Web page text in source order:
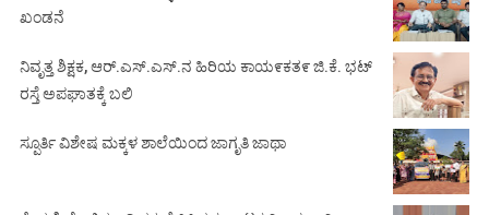
ಖಂಡನೆ
ನಿವೃತ್ತ ಶಿಕ್ಷಕ, ಆರ್.ಎಸ್.ಎಸ್.ನ ಹಿರಿಯ ಕಾಯ೯ಕತ೯ ಜಿ.ಕೆ. ಭಟ್
ರಸ್ತೆ ಅಪಘಾತಕ್ಕೆ ಬಲಿ
ಸ್ಪೂರ್ತಿ ವಿಶೇಷ ಮಕ್ಕಳ ಶಾಲೆಯಿಂದ ಜಾಗೃತಿ ಜಾಥಾ